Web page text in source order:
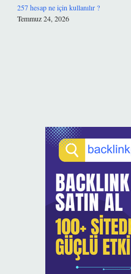
257 hesap ne için kullanılır ?
Temmuz 24, 2026